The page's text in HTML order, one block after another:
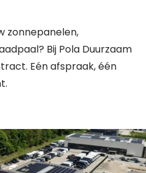
zonnepanelen,
Bij Pola Duurzaam
Eén afspraak, één